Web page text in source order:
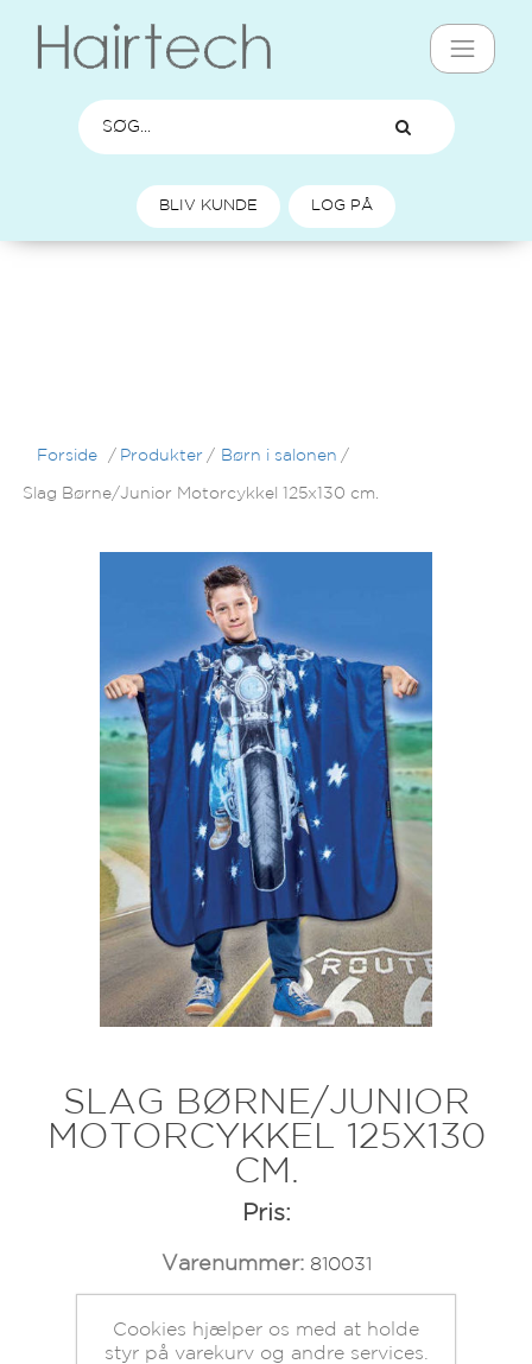
BLIV KUNDE LOG PÅ
Forside / Produkter / Børn i salonen /
Slag Børne/Junior Motorcykkel 125x130 cm.
SLAG BØRNE/JUNIOR
MOTORCYKKEL 125X130
CM.
Pris:
Varenummer: 810031
Cookies hjælper os med at holde
styr på varekurv og andre services.